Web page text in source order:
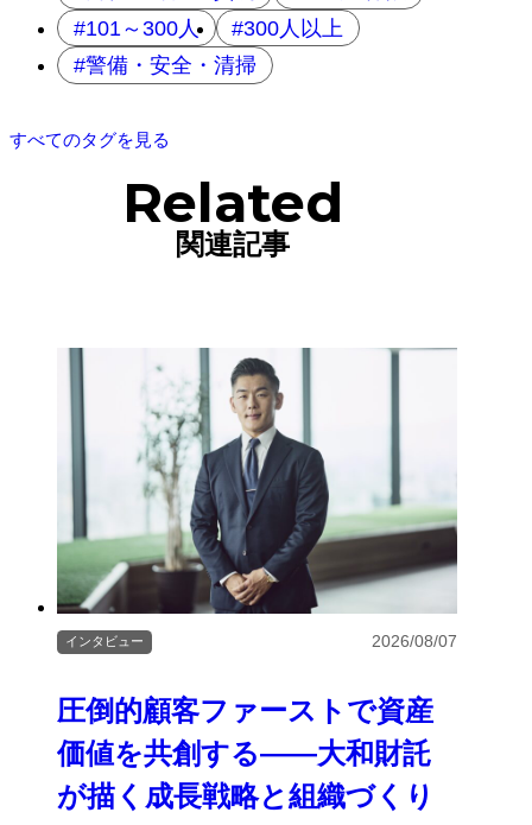
101～300人
300人以上
警備・安全・清掃
すべてのタグを見る
Related
関連記事
圧倒的顧客ファーストで資産
価値を共創する――大和財託
が描く成長戦略と組織づくり
インタビュー 2026/08/07